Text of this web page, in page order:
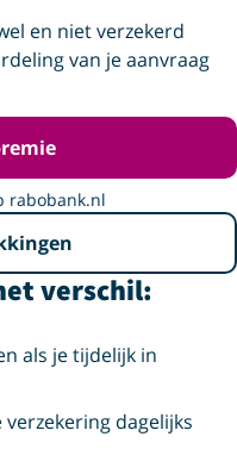
en niet verzekerd
van je aanvraag
rabobank.nl
verschil:
als je tijdelijk in
verzekering dagelijks